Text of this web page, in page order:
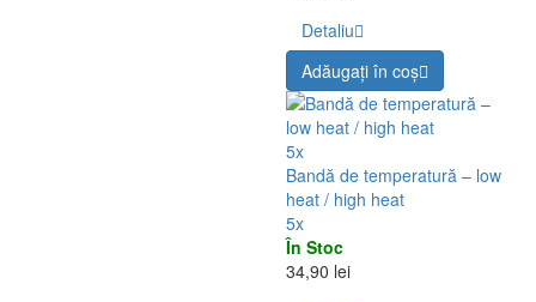
Detaliu
Adăugați în coş
5x
Bandă de temperatură – low
heat / high heat
5x
În Stoc
34,90 lei